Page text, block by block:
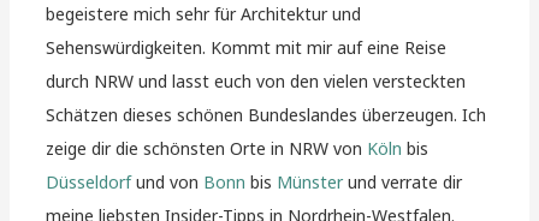
begeistere mich sehr für Architektur und
Sehenswürdigkeiten. Kommt mit mir auf eine Reise
durch NRW und lasst euch von den vielen versteckten
Schätzen dieses schönen Bundeslandes überzeugen. Ich
zeige dir die schönsten Orte in NRW von Köln bis
Düsseldorfund von Bonn bis Münsterund verrate dir
meine liebsten Insider-Tipps in Nordrhein-Westfalen.